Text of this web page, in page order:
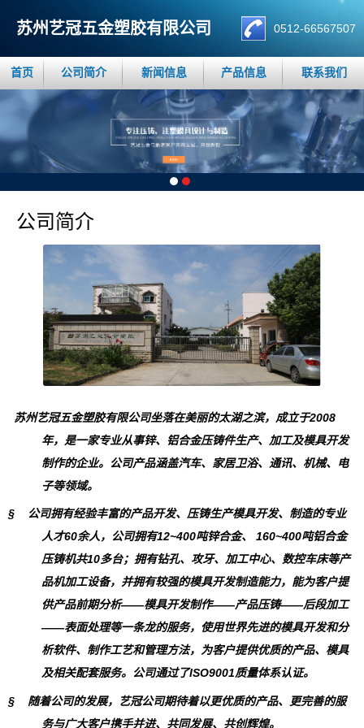
苏州艺冠五金塑胶有限公司 0512-66567507
首页 公司简介 新闻信息 产品信息 联系我们
公司简介
苏州艺冠五金塑胶有限公司坐落在美丽的太湖之滨，成立于2008
年，是一家专业从事锌、铝合金压铸件生产、加工及模具开发
制作的企业。公司产品涵盖汽车、家居卫浴、通讯、机械、电
子等领域。
§ 公司拥有经验丰富的产品开发、压铸生产模具开发、制造的专业
人才60余人，公司拥有12~400吨锌合金、 160~400吨铝合金
压铸机共10多台；拥有钻孔、攻牙、加工中心、数控车床等产
品机加工设备，并拥有较强的模具开发制造能力，能为客户提
供产品前期分析——模具开发制作——产品压铸——后段加工
——表面处理等一条龙的服务，使用世界先进的模具开发和分
析软件、制作工艺和管理方法，为客户提供优质的产品、模具
及相关配套服务。公司通过了ISO9001质量体系认证。
§ 随着公司的发展，艺冠公司期待着以更优质的产品、更完善的服
务与广大客户携手并进、共同发展、共创辉煌。